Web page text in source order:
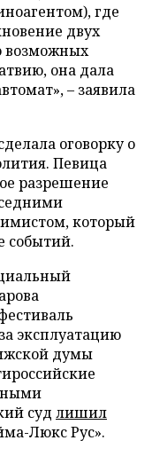
где
двух
возможных
она дала
– заявила
оговорку о
Певица
разрешение
который
событий.
эксплуатацию
думы
суд лишил
Люкс Рус».